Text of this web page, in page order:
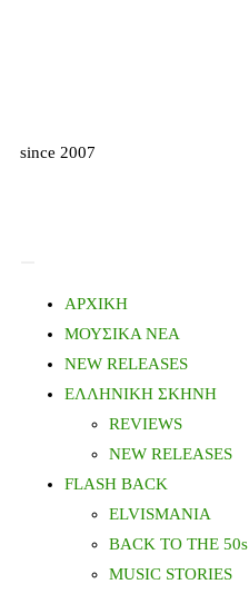
since 2007
ΑΡΧΙΚΗ
ΜΟΥΣΙΚΑ ΝΕΑ
NEW RELEASES
ΕΛΛΗΝΙΚΗ ΣΚΗΝΗ
REVIEWS
NEW RELEASES
FLASH BACK
ELVISMANIA
BACK TO THE 50s
MUSIC STORIES